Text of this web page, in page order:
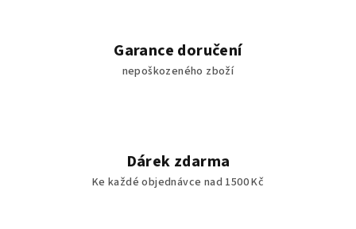
Garance doručení
nepoškozeného zboží
Dárek zdarma
Ke každé objednávce nad 1500 Kč